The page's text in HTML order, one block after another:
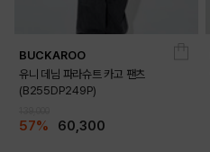
BUCKAROO
유니 데님 파라슈트 카고 팬츠
(B255DP249P)
57% 60,300